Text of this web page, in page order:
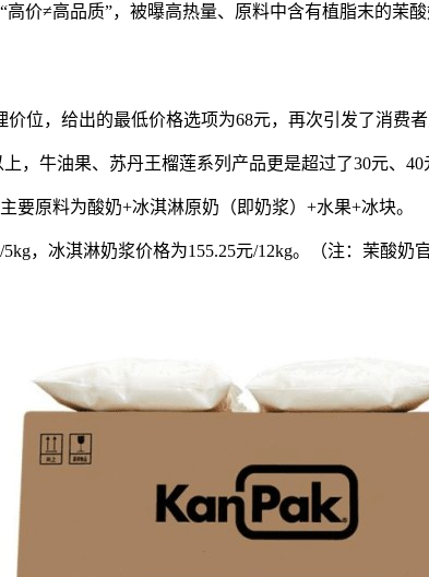
价≠高品质”，被曝高热量、原料中含有植脂末的茉酸
位，给出的最低价格选项为68元，再次引发了消费者
，牛油果、苏丹王榴莲系列产品更是超过了30元、40
原料为酸奶+冰淇淋原奶（即奶浆）+水果+冰块。
，冰淇淋奶浆价格为155.25元/12kg。（注：茉酸